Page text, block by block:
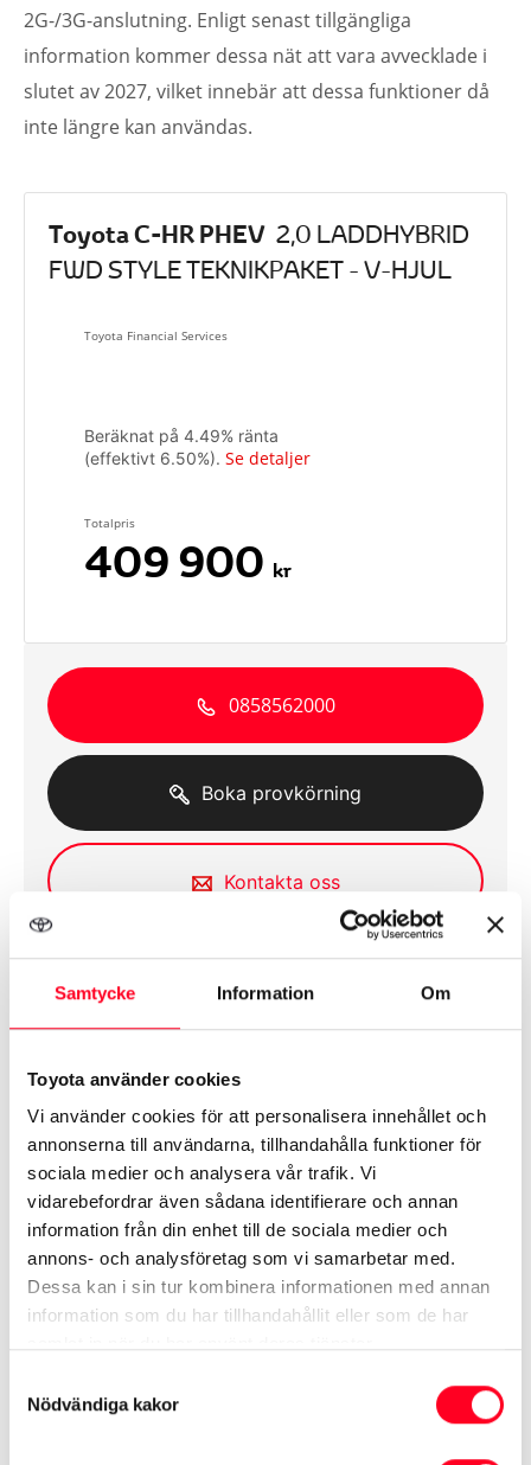
Samtycke Information Om
Toyota använder cookies
Vi använder cookies för att personalisera innehållet och
annonserna till användarna, tillhandahålla funktioner för
sociala medier och analysera vår trafik. Vi
vidarebefordrar även sådana identifierare och annan
information från din enhet till de sociala medier och
annons- och analysföretag som vi samarbetar med.
Dessa kan i sin tur kombinera informationen med annan
information som du har tillhandahållit eller som de har
Nödvändiga kakor
2G-/3G-anslutning. Enligt senast tillgängliga
information kommer dessa nät att vara avvecklade i
slutet av 2027, vilket innebär att dessa funktioner då
inte längre kan användas.
Toyota C-HR PHEV 2,0 LADDHYBRID
FWD STYLE TEKNIKPAKET - V-HJUL
Toyota Financial Services
Beräknat på 4.49% ränta
(effektivt 6.50%). Se detaljer
Totalpris
409 900 kr
0858562000
Boka provkörning
Kontakta oss
Europeiska Motor Arlandastad
Söndag
Måndag
09:00 - 18:00
Tisdag
09:00 - 18:00
Onsdag
09:00 - 18:00
Torsdag
09:00 - 18:00
Fredag
09:00 - 18:00
Adress
Utrustning
5 stjärnor i Euro NCAP
AC
ACC / Klimatanläggning